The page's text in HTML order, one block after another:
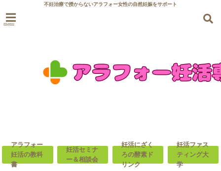
不妊治療で授からないアラフォー女性の自然妊娠をサポート
menu
アラフォー
妊活の教科
書
妊活セミナ
ー＆相談会
妊活にざく
ろの酵素ド
リンク
妊活ファス
ティング大
学